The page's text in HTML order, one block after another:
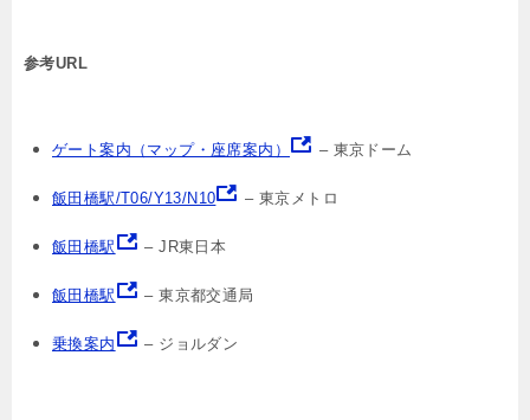
参考URL
ゲート案内（マップ・座席案内） – 東京ドーム
飯田橋駅/T06/Y13/N10 – 東京メトロ
飯田橋駅 – JR東日本
飯田橋駅 – 東京都交通局
乗換案内 – ジョルダン